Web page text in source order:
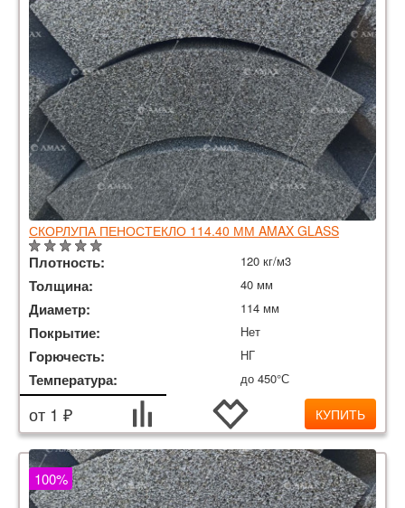
СКОРЛУПА ПЕНОСТЕКЛО 114.40 ММ AMAX GLASS
Плотность: 120 кг/м3
Толщина: 40 мм
Диаметр: 114 мм
Покрытие: Нет
Горючесть: НГ
Температура: до 450°С
от 1 ₽ КУПИТЬ
100%